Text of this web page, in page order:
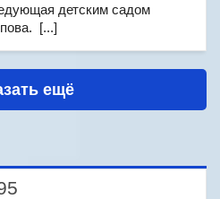
детским садом
[...]
ещё